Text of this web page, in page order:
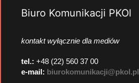
Biuro Komunikacji PKOl
kontakt wyłącznie dla mediów
tel.: +48 (22) 560 37 00
e-mail: biurokomunikacji@pkol.pl